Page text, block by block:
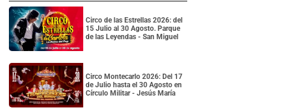
Circo de las Estrellas 2026: del
15 Julio al 30 Agosto. Parque
de las Leyendas - San Miguel
Circo Montecarlo 2026: Del 17
de Julio hasta el 30 Agosto en
Círculo Militar - Jesús María